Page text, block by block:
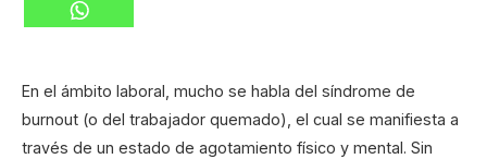
En el ámbito laboral, mucho se habla del síndrome de
burnout (o del trabajador quemado), el cual se manifiesta a
través de un estado de agotamiento físico y mental. Sin